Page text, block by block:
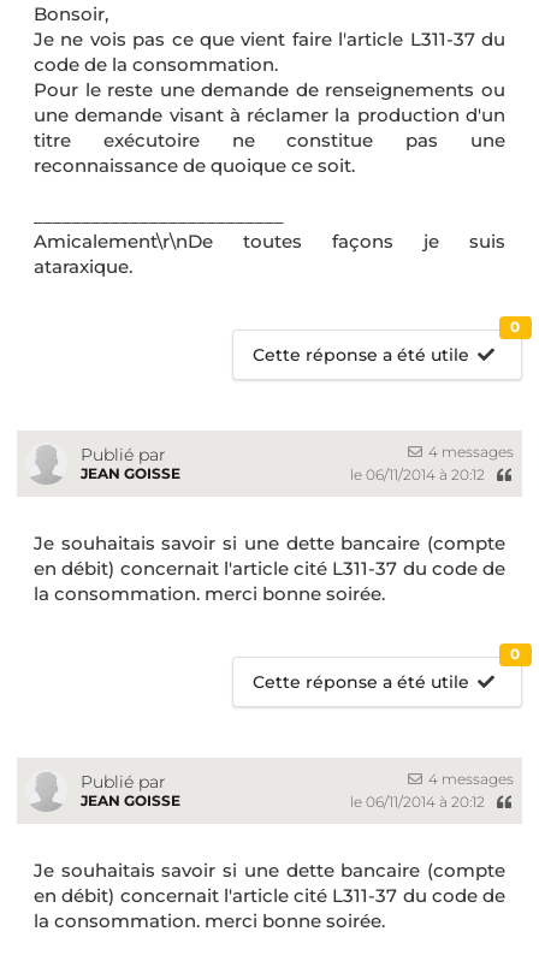
Bonsoir,
Je ne vois pas ce que vient faire l'article L311-37 du
code de la consommation.
Pour le reste une demande de renseignements ou
une demande visant à réclamer la production d'un
titre exécutoire ne constitue pas une
reconnaissance de quoique ce soit.
Amicalement\r\nDe toutes façons je suis
ataraxique.
Cette réponse a été utile
0
Publié par
JEAN GOISSE
4 messages
le 06/11/2014 à 20:12
Je souhaitais savoir si une dette bancaire (compte
en débit) concernait l'article cité L311-37 du code de
la consommation. merci bonne soirée.
Cette réponse a été utile
0
Publié par
JEAN GOISSE
4 messages
le 06/11/2014 à 20:12
Je souhaitais savoir si une dette bancaire (compte
en débit) concernait l'article cité L311-37 du code de
la consommation. merci bonne soirée.